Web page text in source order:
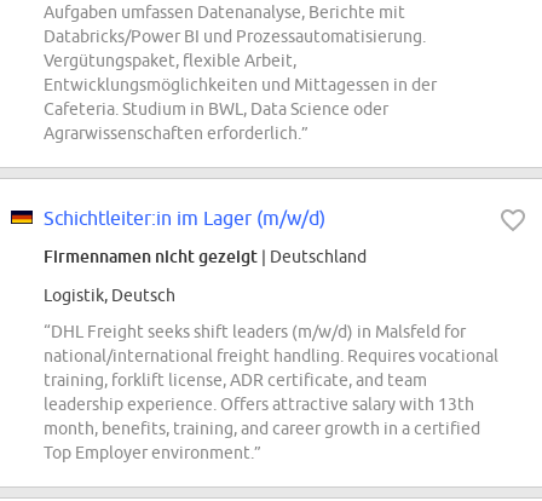
Aufgaben umfassen Datenanalyse, Berichte mit
Databricks/Power BI und Prozessautomatisierung.
Vergütungspaket, flexible Arbeit,
Entwicklungsmöglichkeiten und Mittagessen in der
Cafeteria. Studium in BWL, Data Science oder
Agrarwissenschaften erforderlich.”
Schichtleiter:in im Lager (m/w/d)
Firmennamen nicht gezeigt | Deutschland
Logistik, Deutsch
“DHL Freight seeks shift leaders (m/w/d) in Malsfeld for
national/international freight handling. Requires vocational
training, forklift license, ADR certificate, and team
leadership experience. Offers attractive salary with 13th
month, benefits, training, and career growth in a certified
Top Employer environment.”